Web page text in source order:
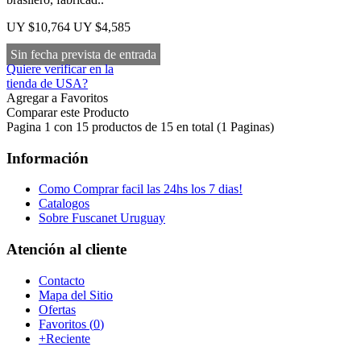
UY $10,764 UY $4,585
Sin fecha prevista de entrada
Quiere verificar en la
tienda de USA?
Agregar a Favoritos
Comparar este Producto
Pagina 1 con 15 productos de 15 en total (1 Paginas)
Información
Como Comprar facil las 24hs los 7 dias!
Catalogos
Sobre Fuscanet Uruguay
Atención al cliente
Contacto
Mapa del Sitio
Ofertas
Favoritos (0)
+Reciente